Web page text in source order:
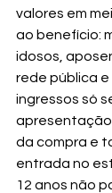
valores em
ao benefício:
idosos,
rede pública
ingressos só
da compra e
entrada no
12 anos não